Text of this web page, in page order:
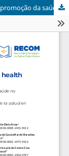
Desafios dos profissionais de enfermagem na promoção da saúde no sistema prisional